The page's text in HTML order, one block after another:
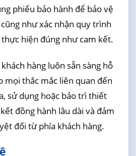
phiếu bảo hành để bảo vệ
như xác nhận quy trình
hiện đúng như cam kết.
hàng luôn sẵn sàng hỗ
mọi thắc mắc liên quan đến
sử dụng hoặc bảo trì thiết
đồng hành lâu dài và đảm
đối từ phía khách hàng.